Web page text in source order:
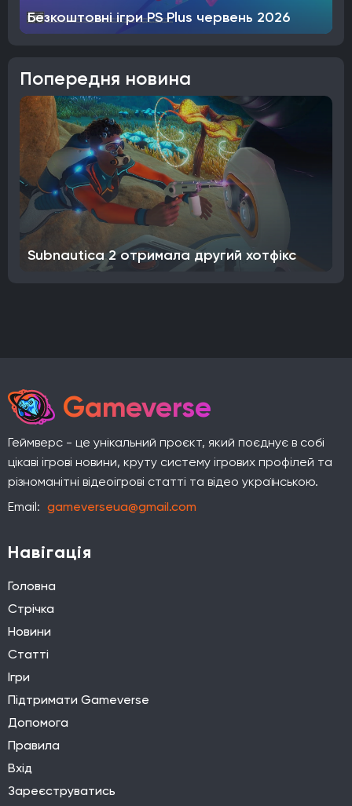
Безкоштовні ігри PS Plus червень 2026
Попередня новина
Subnautica 2 отримала другий хотфікс
Gameverse
Геймверс - це унікальний проєкт, який поєднує в собі
цікаві ігрові новини, круту систему ігрових профілей та
різноманітні відеоігрові статті та відео українською.
Email: gameverseua@gmail.com
Навігація
Головна
Стрічка
Новини
Статті
Ігри
Підтримати Gameverse
Допомога
Правила
Вхід
Зареєструватись